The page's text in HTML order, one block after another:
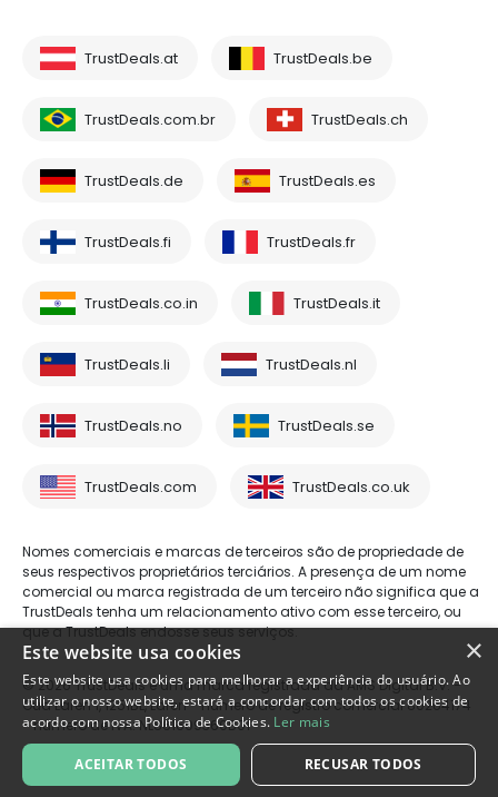
TrustDeals.at TrustDeals.be
TrustDeals.com.br TrustDeals.ch
TrustDeals.de TrustDeals.es
TrustDeals.fi TrustDeals.fr
TrustDeals.co.in TrustDeals.it
TrustDeals.li TrustDeals.nl
TrustDeals.no TrustDeals.se
TrustDeals.com TrustDeals.co.uk
Nomes comerciais e marcas de terceiros são de propriedade de
seus respectivos proprietários terciários. A presença de um nome
comercial ou marca registrada de um terceiro não significa que a
TrustDeals tenha um relacionamento ativo com esse terceiro, ou
que a TrustDeals endosse seus serviços.
© 2026 TrustDeals é uma marca registrada da AMS Digital B.V. -
Oud Laren 1, 1251BL, Laren - número de registro comercial 80264174
- número de IVA: NL861609360B01
×
Este website usa cookies
Este website usa cookies para melhorar a experiência do usuário. Ao
utilizar o nosso website, estará a concordar com todos os cookies de
acordo com nossa Política de Cookies. Ler mais
ACEITAR TODOS RECUSAR TODOS